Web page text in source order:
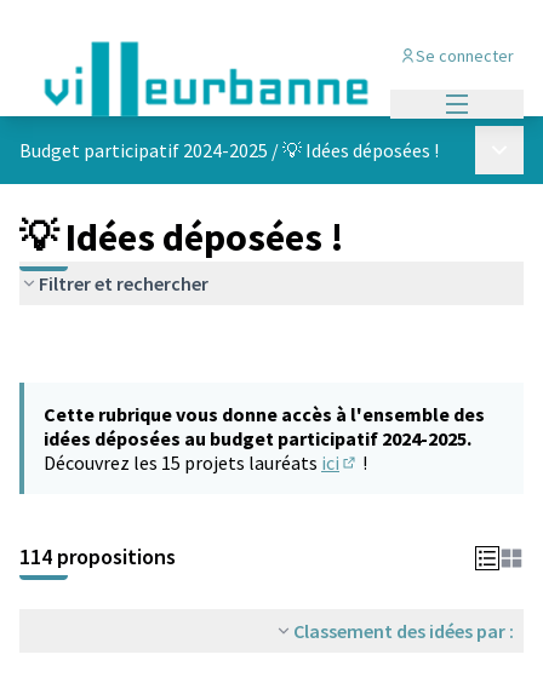
Se connecter
Budget participatif 2024-2025 /💡 Idées déposées !
💡 Idées déposées !
Filtrer et rechercher
Cette rubrique vous donne accès à l'ensemble des
idées déposées au budget participatif 2024-2025.
Découvrez les 15 projets lauréats ici !
114 propositions
Classement des idées par :